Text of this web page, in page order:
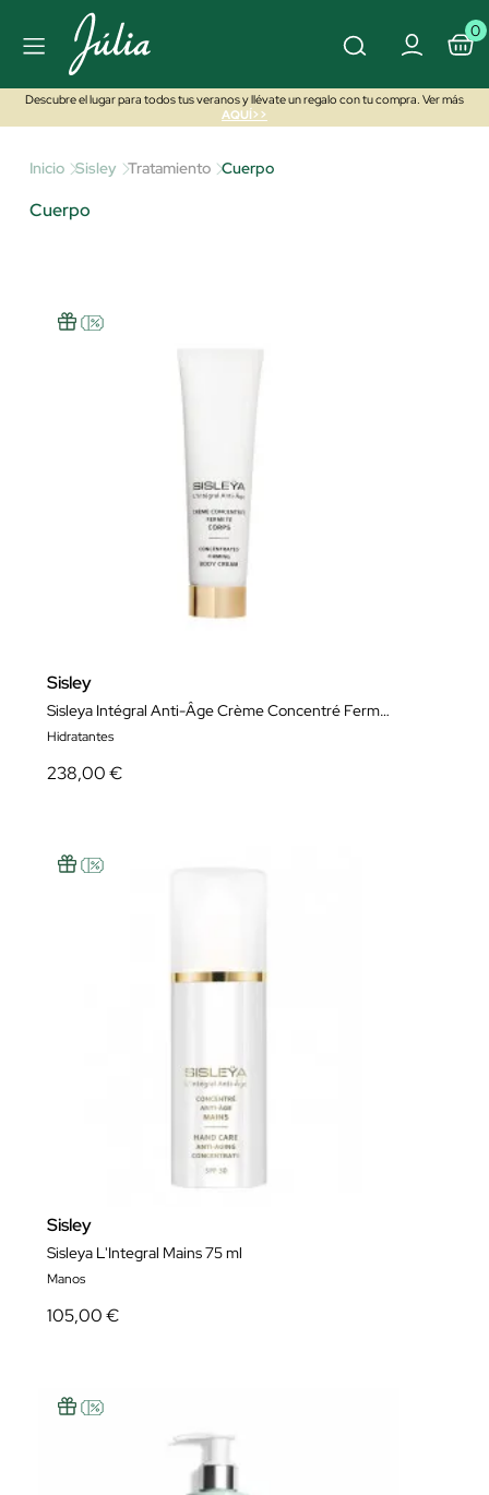
0
Descubre el lugar para todos tus veranos y llévate un regalo con tu compra. Ver más
AQUÍ>>
Inicio Sisley Tratamiento Cuerpo
Cuerpo
Sisley
Sisleya Intégral Anti-Âge Crème Concentré Fermeté Corps 150 ml
Hidratantes
238,00 €
Sisley
Sisleya L'Integral Mains 75 ml
Manos
105,00 €